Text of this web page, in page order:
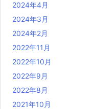
2024年4月
2024年3月
2024年2月
2022年11月
2022年10月
2022年9月
2022年8月
2021年10月